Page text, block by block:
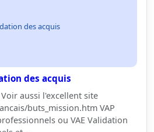
des acquis
des acquis
aussi l'excellent site
buts_mission.htm VAP
ou VAE Validation